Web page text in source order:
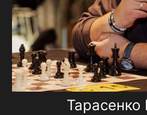
Тарасенко